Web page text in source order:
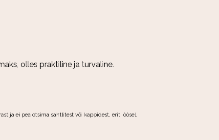
olles praktiline ja turvaline.
ja ei pea otsima sahtlitest või kappidest, eriti öösel.